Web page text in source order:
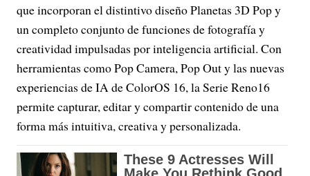
que incorporan el distintivo diseño Planetas 3D Pop y
un completo conjunto de funciones de fotografía y
creatividad impulsadas por inteligencia artificial. Con
herramientas como Pop Camera, Pop Out y las nuevas
experiencias de IA de ColorOS 16, la Serie Reno16
permite capturar, editar y compartir contenido de una
forma más intuitiva, creativa y personalizada.